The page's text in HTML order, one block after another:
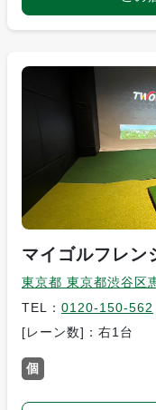
マイゴルフレン
東京都 東京都渋谷区
TEL： 0120-150-562
[レーン数]：右1台
個